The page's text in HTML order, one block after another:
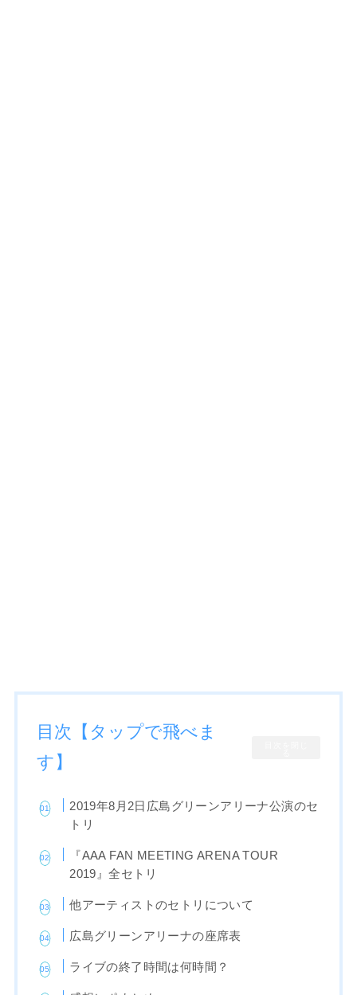
目次【タップで飛べま
す】
2019年8月2日広島グリーンアリーナ公演のセ
トリ
『AAA FAN MEETING ARENA TOUR
2019』全セトリ
他アーティストのセトリについて
広島グリーンアリーナの座席表
ライブの終了時間は何時間？